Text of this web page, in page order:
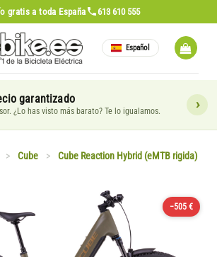
gratis a toda España 613 610 555
Español
garantizado
¿Lo has visto más barato? Te lo igualamos.
> Cube > Cube Reaction Hybrid (eMTB rigida)
−505 €